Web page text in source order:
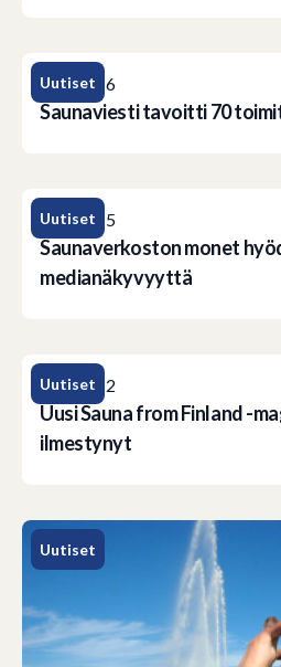
Uutiset
2.12.2016
Saunaviesti tavoitti 70
Uutiset
30.1.2015
Saunaverkoston monet
medianäkyvyyttä
Uutiset
12.9.2012
Uusi Sauna from Finland -
ilmestynyt
Uutiset